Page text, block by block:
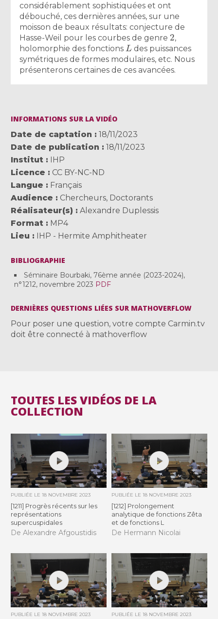
considérablement sophistiquées et ont
débouché, ces dernières années, sur une
moisson de beaux résultats: conjecture de
Hasse-Weil pour les courbes de genre
2
,
holomorphie des fonctions
L
des puissances
symétriques de formes modulaires, etc. Nous
présenterons certaines de ces avancées.
INFORMATIONS SUR LA VIDÉO
Date de captation
18/11/2023
Date de publication
18/11/2023
Institut
IHP
Licence
CC BY-NC-ND
Langue
Français
Audience
Chercheurs, Doctorants
Réalisateur(s)
Alexandre Duplessis
Format
MP4
Lieu
IHP - Hermite Amphitheater
BIBLIOGRAPHIE
Séminaire Bourbaki, 76ème année (2023-2024),
n°1212, novembre 2023 PDF
DERNIÈRES QUESTIONS LIÉES SUR MATHOVERFLOW
Pour poser une question, votre compte Carmin.tv
doit être connecté à mathoverflow
TOUTES LES VIDÉOS DE LA
COLLECTION
PUBLIÉE LE18 NOVEMBRE 2023
[1211] Progrès récents sur les
représentations
supercuspidales
De Alexandre Afgoustidis
PUBLIÉE LE 18 NOVEMBRE 2023
[1212] Prolongement
analytique de fonctions Zêta
et de fonctions L
De Hermann Nicolai
PUBLIÉE LE18 NOVEMBRE 2023 PUBLIÉE LE 18 NOVEMBRE 2023